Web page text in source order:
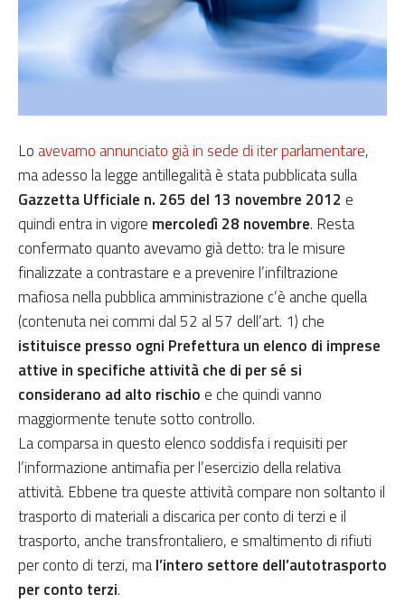
Lo avevamo annunciato già in sede di iter parlamentare,
ma adesso la legge antillegalità è stata pubblicata sulla
Gazzetta Ufficiale n. 265 del 13 novembre 2012 e
quindi entra in vigore mercoledì 28 novembre. Resta
confermato quanto avevamo già detto: tra le misure
finalizzate a contrastare e a prevenire l’infiltrazione
mafiosa nella pubblica amministrazione c’è anche quella
(contenuta nei commi dal 52 al 57 dell’art. 1) che
istituisce presso ogni Prefettura un elenco di imprese
attive in specifiche attività che di per sé si
considerano ad alto rischio e che quindi vanno
maggiormente tenute sotto controllo.
La comparsa in questo elenco soddisfa i requisiti per
l’informazione antimafia per l’esercizio della relativa
attività. Ebbene tra queste attività compare non soltanto il
trasporto di materiali a discarica per conto di terzi e il
trasporto, anche transfrontaliero, e smaltimento di rifiuti
per conto di terzi, mal’intero settore dell’autotrasporto
per conto terzi.